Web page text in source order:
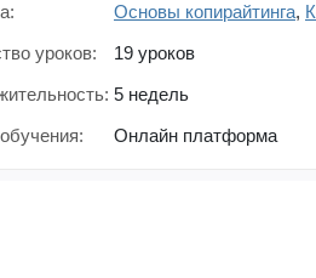
Основы копирайтинга,
уроков:
19 уроков
5 недель
Онлайн платформа